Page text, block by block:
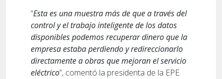
“Esta es una muestra más de que a través del
control y el trabajo inteligente de los datos
disponibles podemos recuperar dinero que la
empresa estaba perdiendo y redireccionarlo
directamente a obras que mejoran el servicio
eléctrico”, comentó la presidenta de la EPE.